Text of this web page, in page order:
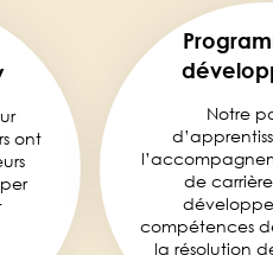
ont
Notre
de
compétences
la résolution